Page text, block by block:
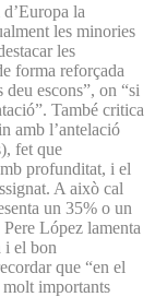
la
les minories
les
forma reforçada
escons”, on “si
També critica
amb l’antelació
fet que
profunditat, i el
A això cal
un 35% o un
López lamenta
i el bon
que “en el
importants